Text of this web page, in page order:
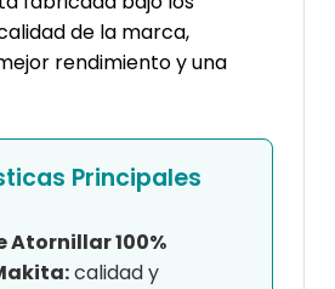
de la marca,
rendimiento y una
Principales
Atornillar 100%
calidad y